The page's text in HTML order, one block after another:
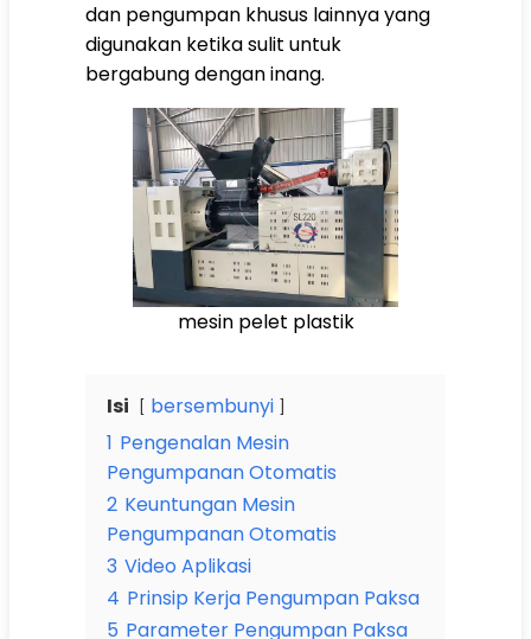
dan pengumpan khusus lainnya yang
digunakan ketika sulit untuk
bergabung dengan inang.
mesin pelet plastik
Isi
bersembunyi
1 Pengenalan Mesin
Pengumpanan Otomatis
2 Keuntungan Mesin
Pengumpanan Otomatis
3 Video Aplikasi
4 Prinsip Kerja Pengumpan Paksa
5 Parameter Pengumpan Paksa